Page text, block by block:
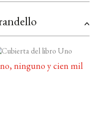
ninguno y cien mil